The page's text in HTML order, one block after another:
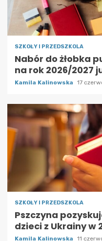
SZKOŁY I PRZEDSZKOLA
Nabór do żłobka
na rok 2026/2027
Kamila Kalinowska 17
SZKOŁY I PRZEDSZKOLA
Pszczyna
dzieci z Ukrainy w
Kamila Kalinowska 11